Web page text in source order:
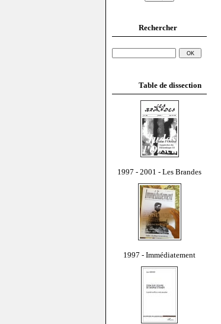
Rechercher
Table de dissection
1997 - 2001 - Les Brandes
1997 - Immédiatement